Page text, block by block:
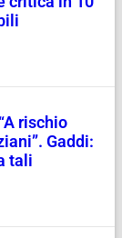
rischio
Gaddi:
tali